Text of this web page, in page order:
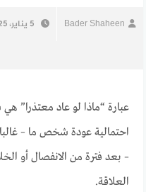
Bader Shaheen 5 يناير، 2025
عبارة “ماذا لو عاد معتذرا”
احتمالية عودة شخص ما –
– بعد فترة من الانفصال أو
العلاقة.